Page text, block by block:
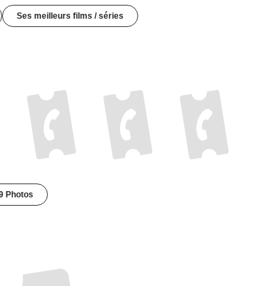
Ses meilleurs films / séries
Photos